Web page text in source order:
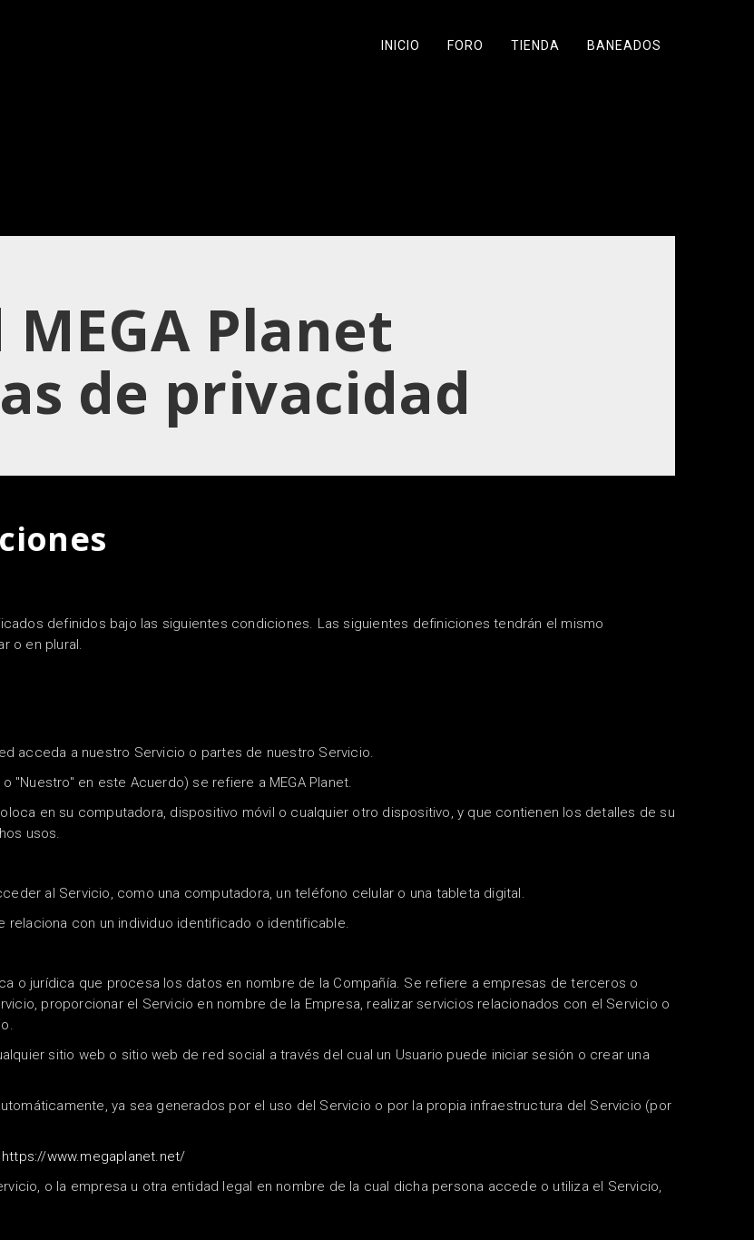
INICIO FORO TIENDA BANEADOS
MEGA Planet
de privacidad
definidos bajo las siguientes condiciones. Las siguientes definiciones tendrán el mismo
o en plural.
acceda a nuestro Servicio o partes de nuestro Servicio.
"Nuestro" en este Acuerdo) se refiere a MEGA Planet.
en su computadora, dispositivo móvil o cualquier otro dispositivo, y que contienen los detalles de su
usos.
al Servicio, como una computadora, un teléfono celular o una tableta digital.
relaciona con un individuo identificado o identificable.
o jurídica que procesa los datos en nombre de la Compañía. Se refiere a empresas de terceros o
proporcionar el Servicio en nombre de la Empresa, realizar servicios relacionados con el Servicio o
sitio web o sitio web de red social a través del cual un Usuario puede iniciar sesión o crear una
ya sea generados por el uso del Servicio o por la propia infraestructura del Servicio (por
https://www.megaplanet.net/
o la empresa u otra entidad legal en nombre de la cual dicha persona accede o utiliza el Servicio,